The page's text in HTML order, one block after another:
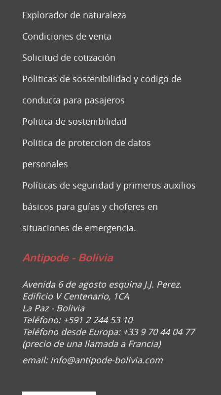
Explorador de naturaleza
Condiciones de venta
Solicitud de cotización
Politicas de sostenibilidad y codigo de
conducta para pasajeros
Politica de sostenibilidad
Politica de proteccion de datos
personales
Políticas de seguridad y primeros auxilios
básicos para guías y choferes en
situaciones de emergencia.
Antipode - Bolivia
Avenida 6 de agosto esquina J.J. Perez.
Edificio V Centenario, 1CA
La Paz - Bolivia
Teléfono: +591 2 244 53 10
Teléfono desde Europa: +33 9 70 44 04 77
(precio de una llamada a Francia)
email: info@antipode-bolivia.com